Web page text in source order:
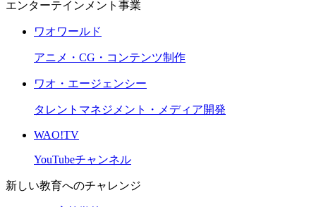
エンターテインメント事業
ワオワールド
アニメ・CG・コンテンツ制作
ワオ・エージェンシー
タレントマネジメント・メディア開発
WAO!TV
YouTubeチャンネル
新しい教育へのチャレンジ